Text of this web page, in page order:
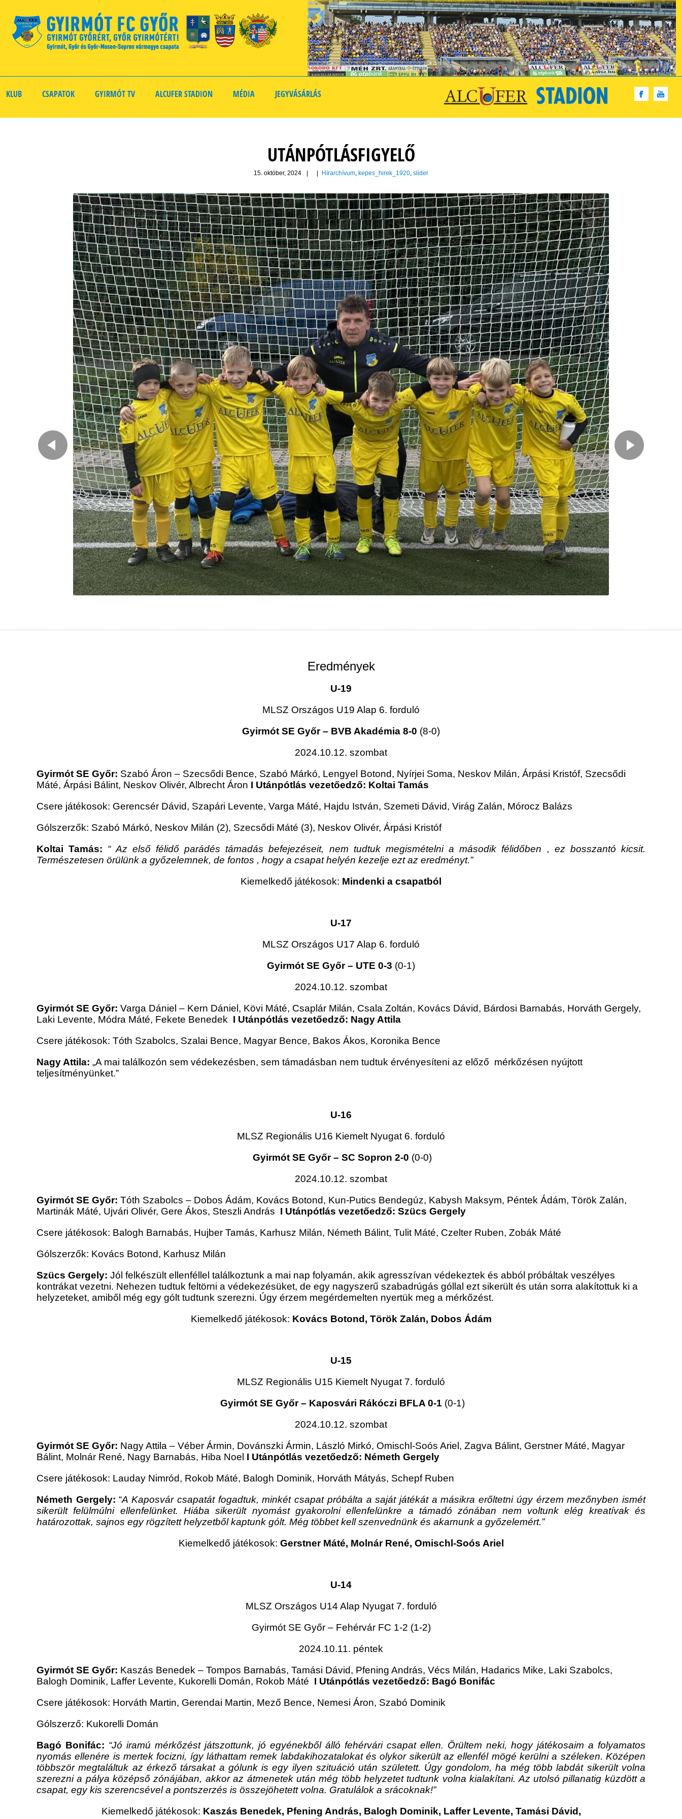
KLUB CSAPATOK GYIRMÓT TV ALCUFER STADION MÉDIA JEGYVÁSÁRLÁS
UTÁNPÓTLÁSFIGYELŐ
15. október, 2024 Hírarchívum, kepes_hirek_1920, slider
Eredmények
U-19
MLSZ Országos U19 Alap 6. forduló
Gyirmót SE Győr – BVB Akadémia 8-0 (8-0)
2024.10.12. szombat
Gyirmót SE Győr: Szabó Áron – Szecsődi Bence, Szabó Márkó, Lengyel Botond, Nyírjei Soma, Neskov Milán, Árpási Kristóf, Szecsődi
Máté, Árpási Bálint, Neskov Olivér, Albrecht Áron I Utánpótlás vezetőedző: Koltai Tamás
Csere játékosok: Gerencsér Dávid, Szapári Levente, Varga Máté, Hajdu István, Szemeti Dávid, Virág Zalán, Mórocz Balázs
Gólszerzők: Szabó Márkó, Neskov Milán (2), Szecsődi Máté (3), Neskov Olivér, Árpási Kristóf
Koltai Tamás: “ Az első félidő parádés támadás befejezéseit, nem tudtuk megismételni a második félidőben , ez bosszantó kicsit.
Természetesen örülünk a győzelemnek, de fontos , hogy a csapat helyén kezelje ezt az eredményt.”
Kiemelkedő játékosok: Mindenki a csapatból
U-17
MLSZ Országos U17 Alap 6. forduló
Gyirmót SE Győr – UTE 0-3 (0-1)
2024.10.12. szombat
Gyirmót SE Győr: Varga Dániel – Kern Dániel, Kövi Máté, Csaplár Milán, Csala Zoltán, Kovács Dávid, Bárdosi Barnabás, Horváth Gergely,
Laki Levente, Módra Máté, Fekete Benedek I Utánpótlás vezetőedző: Nagy Attila
Csere játékosok: Tóth Szabolcs, Szalai Bence, Magyar Bence, Bakos Ákos, Koronika Bence
Nagy Attila: „A mai találkozón sem védekezésben, sem támadásban nem tudtuk érvényesíteni az előző mérkőzésen nyújtott
teljesítményünket.”
U-16
MLSZ Regionális U16 Kiemelt Nyugat 6. forduló
Gyirmót SE Győr – SC Sopron 2-0 (0-0)
2024.10.12. szombat
Gyirmót SE Győr: Tóth Szabolcs – Dobos Ádám, Kovács Botond, Kun-Putics Bendegúz, Kabysh Maksym, Péntek Ádám, Török Zalán,
Martinák Máté, Ujvári Olivér, Gere Ákos, Steszli András I Utánpótlás vezetőedző: Szücs Gergely
Csere játékosok: Balogh Barnabás, Hujber Tamás, Karhusz Milán, Németh Bálint, Tulit Máté, Czelter Ruben, Zobák Máté
Gólszerzők: Kovács Botond, Karhusz Milán
Szücs Gergely: Jól felkészült ellenféllel találkoztunk a mai nap folyamán, akik agresszívan védekeztek és abból próbáltak veszélyes
kontrákat vezetni. Nehezen tudtuk feltörni a védekezésüket, de egy nagyszerű szabadrúgás góllal ezt sikerült és után sorra alakítottuk ki a
helyzeteket, amiből még egy gólt tudtunk szerezni. Úgy érzem megérdemelten nyertük meg a mérkőzést.
Kiemelkedő játékosok: Kovács Botond, Török Zalán, Dobos Ádám
U-15
MLSZ Regionális U15 Kiemelt Nyugat 7. forduló
Gyirmót SE Győr – Kaposvári Rákóczi BFLA 0-1 (0-1)
2024.10.12. szombat
Gyirmót SE Győr: Nagy Attila – Véber Ármin, Dovánszki Ármin, László Mirkó, Omischl-Soós Ariel, Zagva Bálint, Gerstner Máté, Magyar
Bálint, Molnár René, Nagy Barnabás, Hiba Noel I Utánpótlás vezetőedző: Németh Gergely
Csere játékosok: Lauday Nimród, Rokob Máté, Balogh Dominik, Horváth Mátyás, Schepf Ruben
Németh Gergely: “A Kaposvár csapatát fogadtuk, minkét csapat próbálta a saját játékát a másikra erőltetni úgy érzem mezőnyben ismét
sikerült felülmúlni ellenfelünket. Hiába sikerült nyomást gyakorolni ellenfelünkre a támadó zónában nem voltunk elég kreatívak és
határozottak, sajnos egy rögzített helyzetből kaptunk gólt. Még többet kell szenvednünk és akarnunk a győzelemért.”
Kiemelkedő játékosok: Gerstner Máté, Molnár René, Omischl-Soós Ariel
U-14
MLSZ Országos U14 Alap Nyugat 7. forduló
Gyirmót SE Győr – Fehérvár FC 1-2 (1-2)
2024.10.11. péntek
Gyirmót SE Győr: Kaszás Benedek – Tompos Barnabás, Tamási Dávid, Pfening András, Vécs Milán, Hadarics Mike, Laki Szabolcs,
Balogh Dominik, Laffer Levente, Kukorelli Domán, Rokob Máté I Utánpótlás vezetőedző: Bagó Bonifác
Csere játékosok: Horváth Martin, Gerendai Martin, Mező Bence, Nemesi Áron, Szabó Dominik
Gólszerző: Kukorelli Domán
Bagó Bonifác: “Jó iramú mérkőzést játszottunk, jó egyénekből álló fehérvári csapat ellen. Örültem neki, hogy játékosaim a folyamatos
nyomás ellenére is mertek focizni, így láthattam remek labdakihozatalokat és olykor sikerült az ellenfél mögé kerülni a széleken. Középen
többször megtaláltuk az érkező társakat a gólunk is egy ilyen szituáció után született. Úgy gondolom, ha még több labdát sikerült volna
szerezni a pálya középső zónájában, akkor az átmenetek után még több helyzetet tudtunk volna kialakítani. Az utolsó pillanatig küzdött a
csapat, egy kis szerencsével a pontszerzés is összejöhetett volna. Gratulálok a srácoknak!”
Kiemelkedő játékosok: Kaszás Benedek, Pfening András, Balogh Dominik, Laffer Levente, Tamási Dávid,